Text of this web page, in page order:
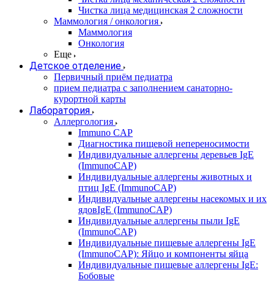
Чистка лица медицинская 2 сложности
Маммология / онкология
Маммология
Онкология
Еще
Детское отделение
Первичный приём педиатра
прием педиатра с заполнением санаторно-
курортной карты
Лаборатория
Аллергология
Immuno CAP
Диагностика пищевой непереносимости
Индивидуальные аллергены деревьев IgE
(ImmunoCAP)
Индивидуальные аллергены животных и
птиц IgE (ImmunoCAP)
Индивидуальные аллергены насекомых и их
ядовIgE (ImmunoCAP)
Индивидуальные аллергены пыли IgE
(ImmunoCAP)
Индивидуальные пищевые аллергены IgE
(ImmunoCAP): Яйцо и компоненты яйца
Индивидуальные пищевые аллергены IgE:
Бобовые